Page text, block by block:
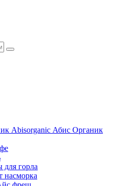
Абис Органик
для горла
насморка